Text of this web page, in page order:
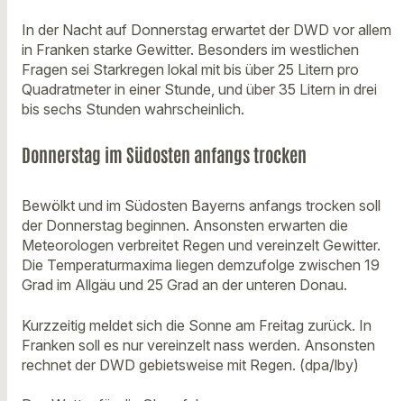
In der Nacht auf Donnerstag erwartet der DWD vor allem
in Franken starke Gewitter. Besonders im westlichen
Fragen sei Starkregen lokal mit bis über 25 Litern pro
Quadratmeter in einer Stunde, und über 35 Litern in drei
bis sechs Stunden wahrscheinlich.
Donnerstag im Südosten anfangs trocken
Bewölkt und im Südosten Bayerns anfangs trocken soll
der Donnerstag beginnen. Ansonsten erwarten die
Meteorologen verbreitet Regen und vereinzelt Gewitter.
Die Temperaturmaxima liegen demzufolge zwischen 19
Grad im Allgäu und 25 Grad an der unteren Donau.
Kurzzeitig meldet sich die Sonne am Freitag zurück. In
Franken soll es nur vereinzelt nass werden. Ansonsten
rechnet der DWD gebietsweise mit Regen. (dpa/lby)